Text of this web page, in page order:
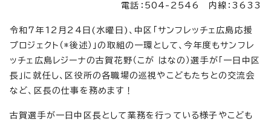
電話：504-2546 内線：3633
令和7年12月24日(水曜日)、中区「サンフレッチェ広島応援
プロジェクト（*後述）」の取組の一環として、今年度もサンフレ
ッチェ広島レジーナの古賀花野（こが はなの）選手が「一日中区
長」に就任し、区役所の各職場の巡視やこどもたちとの交流会
など、区長の仕事を務めます！
古賀選手が一日中区長として業務を行っている様子やこども